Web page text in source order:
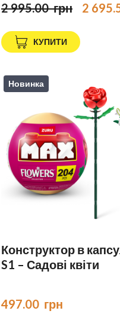
2 995.00  грн
2
КУПИТИ
Новинка
Конструктор в
S1 – Садові квіти
497.00  грн